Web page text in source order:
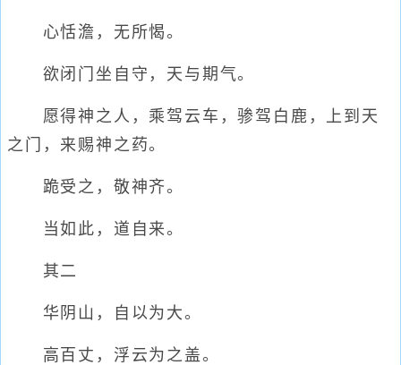
心恬澹，无所愒。
欲闭门坐自守，天与期气。
愿得神之人，乘驾云车，骖驾白鹿，上到天
之门，来赐神之药。
跪受之，敬神齐。
当如此，道自来。
其二
华阴山，自以为大。
高百丈，浮云为之盖。